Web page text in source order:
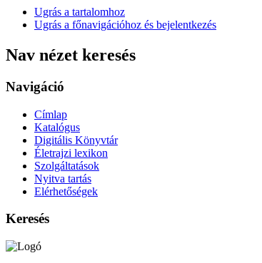
Ugrás a tartalomhoz
Ugrás a főnavigációhoz és bejelentkezés
Nav nézet keresés
Navigáció
Címlap
Katalógus
Digitális Könyvtár
Életrajzi lexikon
Szolgáltatások
Nyitva tartás
Elérhetőségek
Keresés